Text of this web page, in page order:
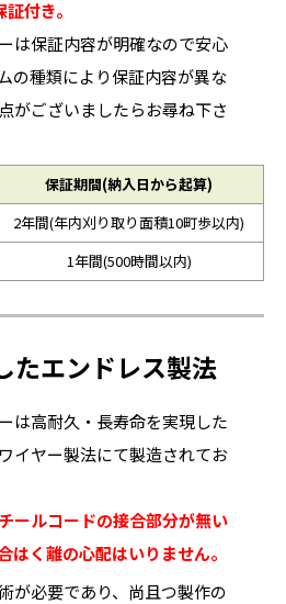
付き。
は保証内容が明確なので安心
の種類により保証内容が異な
がございましたらお尋ね下さ
保証期間(納入日から起算)
2年間(年内刈り取り面積10町歩以内)
1年間(500時間以内)
たエンドレス製法
は高耐久・長寿命を実現した
イヤー製法にて製造されてお
ールコードの接合部分が無い
はく離の心配はいりません。
が必要であり、尚且つ製作の